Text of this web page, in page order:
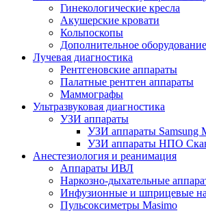
Гинекологические кресла
Акушерские кровати
Кольпоскопы
Дополнительное оборудование
Лучевая диагностика
Рентгеновские аппараты
Палатные рентген аппараты
Маммографы
Ультразвуковая диагностика
УЗИ аппараты
УЗИ аппараты Samsung
УЗИ аппараты НПО
Анестезиология и реанимация
Аппараты ИВЛ
Наркозно-дыхательные
Инфузионные и шприцевые
Пульсоксиметры Masimo